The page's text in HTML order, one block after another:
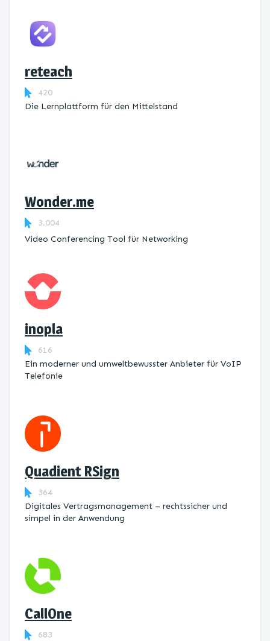
reteach
420
Die Lernplattform ​für den Mittelstand
Wonder.me
3.004
Video Conferencing Tool für Networking
inopla
616
Ein moderner und umweltbewusster Anbieter für VoIP
Telefonie
Quadient RSign
364
Digitales Vertragsmanagement – rechtssicher und
simpel in der Anwendung
CallOne
683